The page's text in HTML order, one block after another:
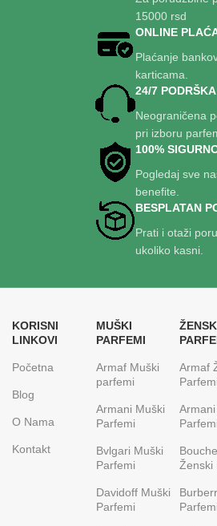
15000 rsd
ONLINE
Plaćanje
karticama.
24/7 PODRŠKA
Neograničena
pri izboru
100%
Pogledaj sve
benefite.
BESPLATAN
Prati i otaži
ukoliko kasni.
KORISNI
LINKOVI
Početna
Blog
O Nama
Kontakt
MUŠKI
PARFEMI
Armaf Muški
parfemi
Armani Muški
Parfemi
Bvlgari Muški
Parfemi
Davidoff Muški
Parfemi
Armaf
Parfemi
Parfemi
Ženski
Parfemi